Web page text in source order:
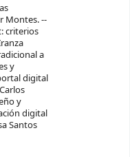
Montes. --
criterios
a
y
digital
y
digital
Santos